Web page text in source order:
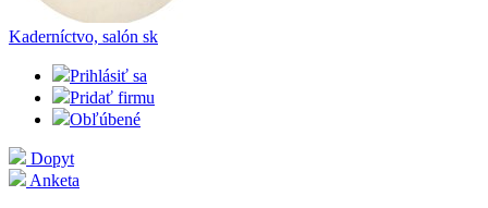
Kaderníctvo, salón sk
Prihlásiť sa
Pridať firmu
Obľúbené
Dopyt
Anketa